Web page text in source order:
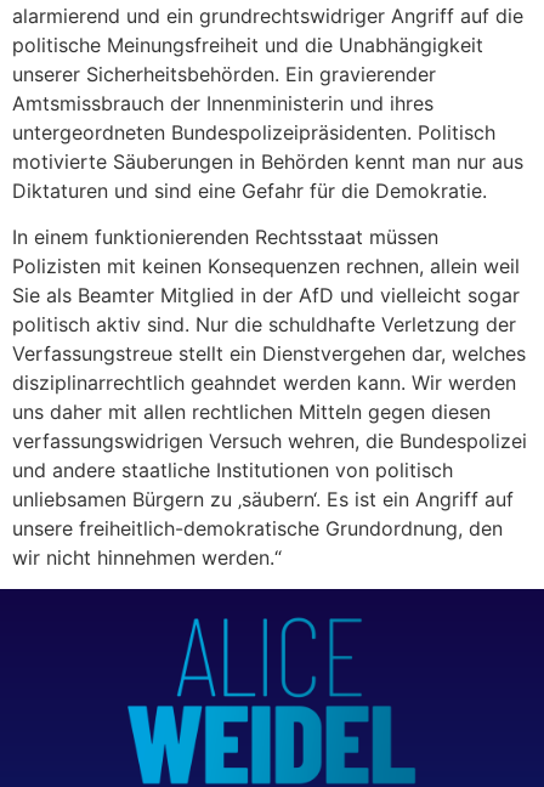
alarmierend und ein grundrechtswidriger Angriff auf die
politische Meinungsfreiheit und die Unabhängigkeit
unserer Sicherheitsbehörden. Ein gravierender
Amtsmissbrauch der Innenministerin und ihres
untergeordneten Bundespolizeipräsidenten. Politisch
motivierte Säuberungen in Behörden kennt man nur aus
Diktaturen und sind eine Gefahr für die Demokratie.
In einem funktionierenden Rechtsstaat müssen
Polizisten mit keinen Konsequenzen rechnen, allein weil
Sie als Beamter Mitglied in der AfD und vielleicht sogar
politisch aktiv sind. Nur die schuldhafte Verletzung der
Verfassungstreue stellt ein Dienstvergehen dar, welches
disziplinarrechtlich geahndet werden kann. Wir werden
uns daher mit allen rechtlichen Mitteln gegen diesen
verfassungswidrigen Versuch wehren, die Bundespolizei
und andere staatliche Institutionen von politisch
unliebsamen Bürgern zu ‚säubern‘. Es ist ein Angriff auf
unsere freiheitlich-demokratische Grundordnung, den
wir nicht hinnehmen werden.“